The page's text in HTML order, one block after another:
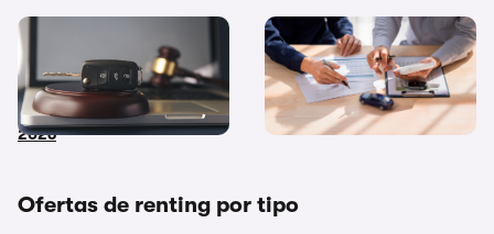
Coches de subasta pública:
dónde y cómo comprar
coches embargados en
2026
Diferencias entre
financiación y renting ¿Cuál
me interesa más?
Ofertas de renting por tipo